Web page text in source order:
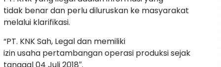
tidak benar dan perlu diluruskan ke masyarakat
melalui klarifikasi.
“PT. KNK Sah, Legal dan memiliki
izin usaha pertambangan operasi produksi sejak
tanggal 04 Juli 2018″.